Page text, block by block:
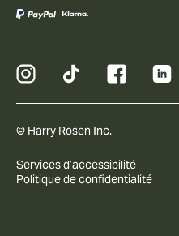
© Harry Rosen Inc.
Services d’accessibilité
Politique de confidentialité